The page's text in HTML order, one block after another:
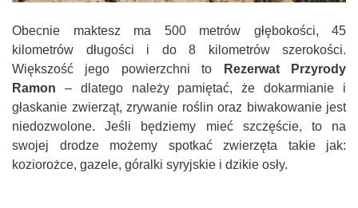
Obecnie maktesz ma 500 metrów głębokości, 45
kilometrów długości i do 8 kilometrów szerokości.
Większość jego powierzchni to
Rezerwat Przyrody
Ramon – dlatego należy pamiętać, że dokarmianie i
głaskanie zwierząt, zrywanie roślin oraz biwakowanie jest
niedozwolone. Jeśli będziemy mieć szczęście, to na
swojej drodze możemy spotkać zwierzęta takie jak:
koziorożce, gazele, góralki syryjskie i dzikie osły.